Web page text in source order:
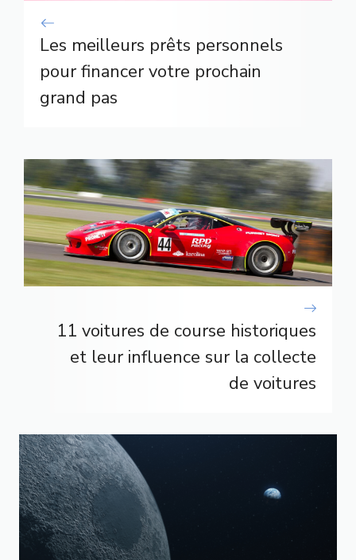
Les meilleurs prêts personnels
pour financer votre prochain
grand pas
11 voitures de course historiques
et leur influence sur la collecte
de voitures